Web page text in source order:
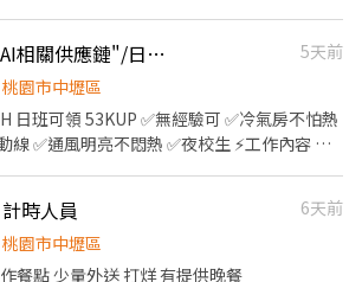
挑戰收入近五萬/"AI相關供應鏈"/日中夜班皆有快來報名!!!
5天前
桃園市中壢區
領 53KUP ✅無經驗可 ✅冷氣房不怕熱
金 = 245/H(需先於早班受訓1-2周) 夜班：
時人員
6天前
桃園市中壢區
餐點 少量外送 打烊 有提供晚餐